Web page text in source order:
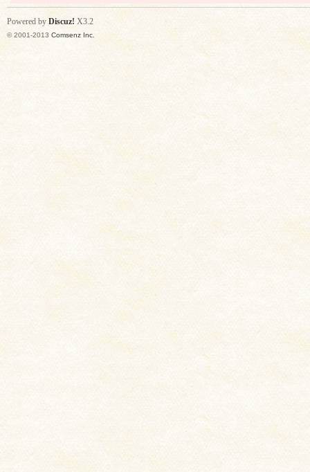
Powered by Discuz! X3.2
© 2001-2013 Comsenz Inc.